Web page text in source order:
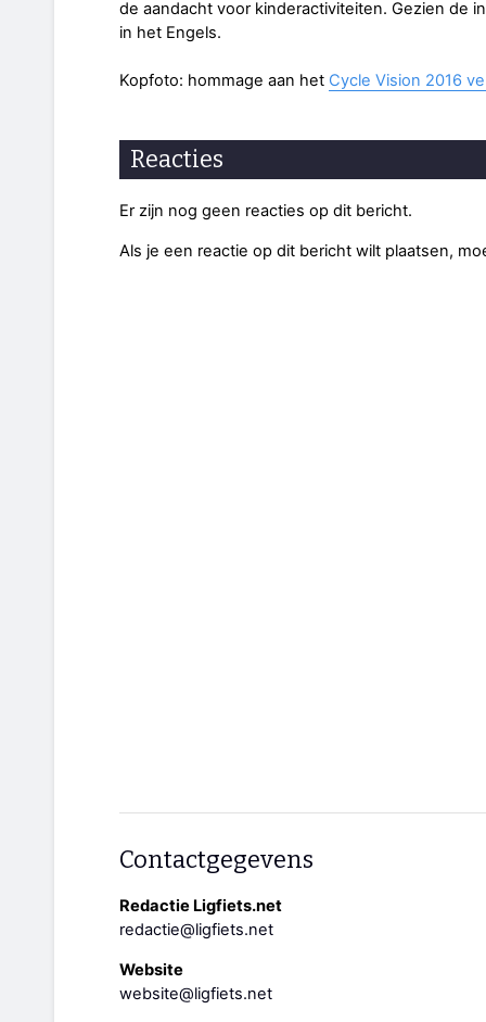
de aandacht voor kinderactiviteiten. Gezien de
in het Engels.
Kopfoto: hommage aan het Cycle Vision 2016
Reacties
Er zijn nog geen reacties op dit bericht.
Als je een reactie op dit bericht wilt plaatsen,
Contactgegevens
Redactie Ligfiets.net
redactie@ligfiets.net
Website
website@ligfiets.net